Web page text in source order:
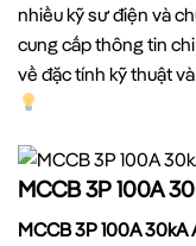
nhiều kỹ sư điện và
cung cấp thông tin
về đặc tính kỹ thuật
MCCB 3P 100A
MCCB 3P 100A 30kA